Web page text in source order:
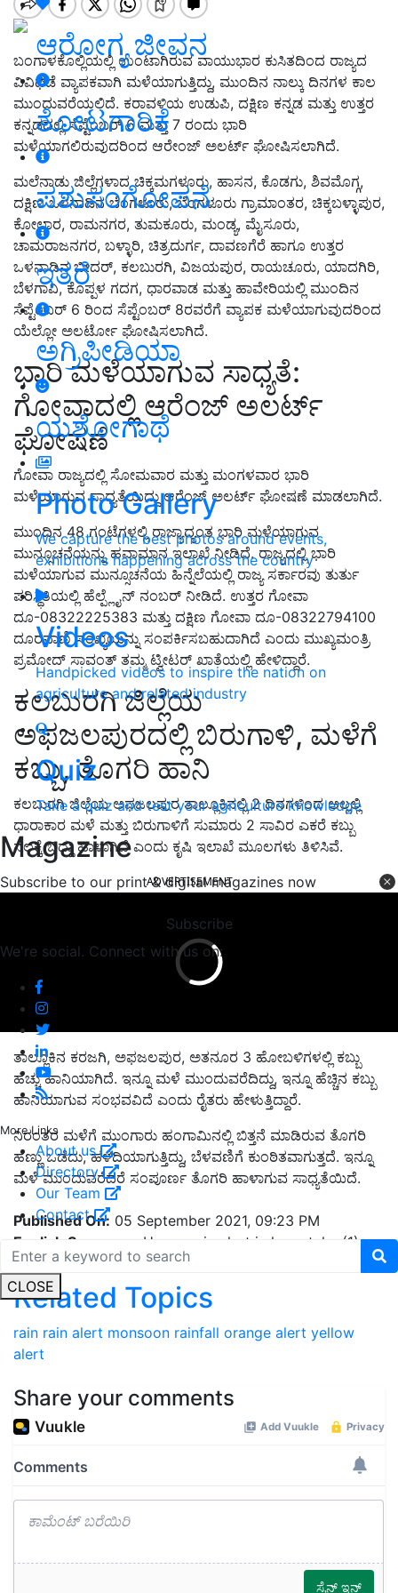
ಆರೋಗ್ಯ ಜೀವನ
ತೋಟಗಾರಿಕೆ
ಪಶುಸಂಗೋಪನೆ
ಇತರೆ
ಅಗ್ರಿಪೀಡಿಯಾ
ಯಶೋಗಾಥೆ
Photo Gallery
We capture the best photos around events,
exhibitions happening across the country
Videos
Handpicked videos to inspire the nation on
agriculture and related industry
Quiz
Take a quiz and test your agriculture knowledge
Magazine
Subscribe to our print & digital magazines now
Subscribe
We're social. Connect with us on:
More Links
About us
Directory
Our Team
Contact
CLOSE
ಬಂಗಾಳಕೊಲ್ಲಿಯಲ್ಲಿ ಉಂಟಾಗಿರುವ ವಾಯುಭಾರ ಕುಸಿತದಿಂದ ರಾಜ್ಯದ
ವಿವಿಧೆಡೆ ವ್ಯಾಪಕವಾಗಿ ಮಳೆಯಾಗುತ್ತಿದ್ದು, ಮುಂದಿನ ನಾಲ್ಕು ದಿನಗಳ ಕಾಲ
ಮುಂದುವರೆಯಲಿದೆ. ಕರಾವಳಿಯ ಉಡುಪಿ, ದಕ್ಷಿಣ ಕನ್ನಡ ಮತ್ತು ಉತ್ತರ
ಕನ್ನಡದಲ್ಲಿ ಸೆಪ್ಟೆಂಬರ್ 6 ಮತ್ತು 7 ರಂದು ಭಾರಿ
ಮಳೆಯಾಗಲಿರುವುದರಿಂದ ಆರೇಂಜ್ ಅಲರ್ಟ್ ಘೋಷಿಸಲಾಗಿದೆ.
ಮಲೆನಾಡು ಜಿಲ್ಲೆಗಳಾದ ಚಿಕ್ಕಮಗಳೂರು, ಹಾಸನ, ಕೊಡಗು, ಶಿವಮೊಗ್ಗ,
ದಕ್ಷಿಣ ಒಳನಾಡಿನ ಬೆಂಗಳೂರು, ಬೆಂಗಳೂರು ಗ್ರಾಮಾಂತರ, ಚಿಕ್ಕಬಳ್ಳಾಪುರ,
ಕೋಲಾರ, ರಾಮನಗರ, ತುಮಕೂರು, ಮಂಡ್ಯ, ಮೈಸೂರು,
ಚಾಮರಾಜನಗರ, ಬಳ್ಳಾರಿ, ಚಿತ್ರದುರ್ಗ, ದಾವಣಗೆರೆ ಹಾಗೂ ಉತ್ತರ
ಒಳನಾಡಿನ ಬೀದರ್, ಕಲಬುರಗಿ, ವಿಜಯಪುರ, ರಾಯಚೂರು, ಯಾದಗಿರಿ,
ಬೆಳಗಾವಿ, ಕೊಪ್ಪಳ ಗದಗ, ಧಾರವಾಡ ಮತ್ತು ಹಾವೇರಿಯಲ್ಲಿ ಮುಂದಿನ
ಸೆಪ್ಟೆಂಬರ್ 6 ರಿಂದ ಸೆಪ್ಟೆಂಬರ್ 8ರವರೆಗೆ ವ್ಯಾಪಕ ಮಳೆಯಾಗುವುದರಿಂದ
ಯೆಲ್ಲೋ ಅಲರ್ಟೋ ಘೋಷಿಸಲಾಗಿದೆ.
ಭಾರಿ ಮಳೆಯಾಗುವ ಸಾಧ್ಯತೆ:
ಗೋವಾದಲ್ಲಿ ಆರೆಂಜ್ ಅಲರ್ಟ್
ಘೋಷಣೆ
ಗೋವಾ ರಾಜ್ಯದಲ್ಲಿ ಸೋಮವಾರ ಮತ್ತು ಮಂಗಳವಾರ ಭಾರಿ
ಮಳೆಯಾಗುವ ಸಾಧ್ಯತೆಯಿದ್ದು ಆರೆಂಜ್ ಅಲರ್ಟ್ ಘೋಷಣೆ ಮಾಡಲಾಗಿದೆ.
ಮುಂದಿನ 48 ಗಂಟೆಗಳಲ್ಲಿ ರಾಜ್ಯಾದ್ಯಂತ ಭಾರಿ ಮಳೆಯಾಗುವ
ಮುನ್ಸೂಚನೆಯನ್ನು ಹವಾಮಾನ ಇಲಾಖೆ ನೀಡಿದೆ. ರಾಜ್ಯದಲ್ಲಿ ಭಾರಿ
ಮಳೆಯಾಗುವ ಮುನ್ಸೂಚನೆಯ ಹಿನ್ನೆಲೆಯಲ್ಲಿ ರಾಜ್ಯ ಸರ್ಕಾರವು ತುರ್ತು
ಪರಿಸ್ಥಿತಿಯಲ್ಲಿ ಹೆಲ್ಪ್ಲೈನ್ ನಂಬರ್ ನೀಡಿದೆ. ಉತ್ತರ ಗೋವಾ
ದೂ-08322225383 ಮತ್ತು ದಕ್ಷಿಣ ಗೋವಾ ದೂ-08322794100
ದೂರವಾಣಿ ಸಂಖ್ಯೆಯನ್ನು ಸಂಪರ್ಕಿಸಬಹುದಾಗಿದೆ ಎಂದು ಮುಖ್ಯಮಂತ್ರಿ
ಪ್ರಮೋದ್‌ ಸಾವಂತ್ ತಮ್ಮ ಟ್ವೀಟರ್ ಖಾತೆಯಲ್ಲಿ ಹೇಳಿದ್ದಾರೆ.
ಕಲಬುರಗಿ ಜಿಲ್ಲೆಯ
ಅಫಜಲಪುರದಲ್ಲಿ ಬಿರುಗಾಳಿ, ಮಳೆಗೆ
ಕಬ್ಬು, ತೊಗರಿ ಹಾನಿ
ಕಲಬುರಗಿ ಜಿಲ್ಲೆಯ ಅಫಜಲಪುರ ತಾಲ್ಲೂಕಿನಲ್ಲಿ 2 ದಿನಗಳಿಂದ ಅಲ್ಲಲ್ಲಿ
ಧಾರಾಕಾರ ಮಳೆ ಮತ್ತು ಬಿರುಗಾಳಿಗೆ ಸುಮಾರು 2 ಸಾವಿರ ಎಕರೆ ಕಬ್ಬು
ನೆಲಕ್ಕೆ ಬಿದ್ದು ಹಾಳಾಗಿದೆ ಎಂದು ಕೃಷಿ ಇಲಾಖೆ ಮೂಲಗಳು ತಿಳಿಸಿವೆ.
ADVERTISEMENT
ತಾಲ್ಲೂಕಿನ ಕರಜಗಿ, ಅಫಜಲಪುರ, ಅತನೂರ 3 ಹೋಬಳಿಗಳಲ್ಲಿ ಕಬ್ಬು
ಹೆಚ್ಚು ಹಾನಿಯಾಗಿದೆ. ಇನ್ನೂ ಮಳೆ ಮುಂದುವರೆದಿದ್ದು, ಇನ್ನೂ ಹೆಚ್ಚಿನ ಕಬ್ಬು
ಹಾನಿಯಾಗುವ ಸಂಭವವಿದೆ ಎಂದು ರೈತರು ಹೇಳುತ್ತಿದ್ದಾರೆ.
ನಿರಂತರ ಮಳೆಗೆ ಮುಂಗಾರು ಹಂಗಾಮಿನಲ್ಲಿ ಬಿತ್ತನೆ ಮಾಡಿರುವ ತೊಗರಿ
ಹಣ್ಣು ಒಡೆದು, ಹಳದಿಯಾಗುತ್ತಿದ್ದು, ಬೆಳವಣಿಗೆ ಕುಂಠಿತವಾಗುತ್ತದೆ. ಇನ್ನೂ
ಮಳೆ ಮುಂದುವರೆದರೆ ಸಂಪೂರ್ಣ ತೊಗರಿ ಹಾಳಾಗುವ ಸಾಧ್ಯತೆಯಿದೆ.
Published On: 05 September 2021, 09:23 PM
English Summary:
Heavy rain alert in karnataka (1)
Related Topics
rain rain alert monsoon rainfall orange alert yellow
alert
Share your comments